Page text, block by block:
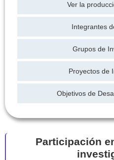
Ver la
Integrantes
Grupos de
Proyectos de
Objetivos de
Participación